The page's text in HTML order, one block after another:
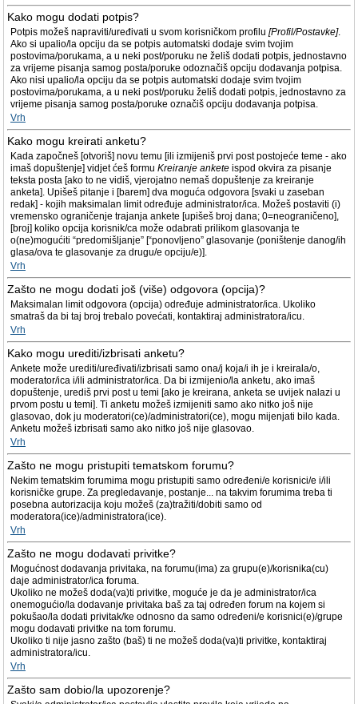
Kako mogu dodati potpis?
Potpis možeš napraviti/uređivati u svom korisničkom profilu [Profil/Postavke].
Ako si upalio/la opciju da se potpis automatski dodaje svim tvojim
postovima/porukama, a u neki post/poruku ne želiš dodati potpis, jednostavno
za vrijeme pisanja samog posta/poruke odoznačiš opciju dodavanja potpisa.
Ako nisi upalio/la opciju da se potpis automatski dodaje svim tvojim
postovima/porukama, a u neki post/poruku želiš dodati potpis, jednostavno za
vrijeme pisanja samog posta/poruke označiš opciju dodavanja potpisa.
Vrh
Kako mogu kreirati anketu?
Kada započneš [otvoriš] novu temu [ili izmijeniš prvi post postojeće teme - ako
imaš dopuštenje] vidjet ćeš formu Kreiranje ankete ispod okvira za pisanje
teksta posta [ako to ne vidiš, vjerojatno nemaš dopuštenje za kreiranje
anketa]. Upišeš pitanje i [barem] dva moguća odgovora [svaki u zaseban
redak] - kojih maksimalan limit određuje administrator/ica. Možeš postaviti (i)
vremensko ograničenje trajanja ankete [upišeš broj dana; 0=neograničeno],
[broj] koliko opcija korisnik/ca može odabrati prilikom glasovanja te
o(ne)mogućiti “predomišljanje” [“ponovljeno” glasovanje (poništenje danog/ih
glasa/ova te glasovanje za drugu/e opciju/e)].
Vrh
Zašto ne mogu dodati još (više) odgovora (opcija)?
Maksimalan limit odgovora (opcija) određuje administrator/ica. Ukoliko
smatraš da bi taj broj trebalo povećati, kontaktiraj administratora/icu.
Vrh
Kako mogu urediti/izbrisati anketu?
Ankete može urediti/uređivati/izbrisati samo ona/j koja/i ih je i kreirala/o,
moderator/ica i/ili administrator/ica. Da bi izmijenio/la anketu, ako imaš
dopuštenje, urediš prvi post u temi [ako je kreirana, anketa se uvijek nalazi u
prvom postu u temi]. Ti anketu možeš izmijeniti samo ako nitko još nije
glasovao, dok ju moderatori(ce)/administratori(ce), mogu mijenjati bilo kada.
Anketu možeš izbrisati samo ako nitko još nije glasovao.
Vrh
Zašto ne mogu pristupiti tematskom forumu?
Nekim tematskim forumima mogu pristupiti samo određeni/e korisnici/e i/ili
korisničke grupe. Za pregledavanje, postanje... na takvim forumima treba ti
posebna autorizacija koju možeš (za)tražiti/dobiti samo od
moderatora(ice)/administratora(ice).
Vrh
Zašto ne mogu dodavati privitke?
Mogućnost dodavanja privitaka, na forumu(ima) za grupu(e)/korisnika(cu)
daje administrator/ica foruma.
Ukoliko ne možeš doda(va)ti privitke, moguće je da je administrator/ica
onemogućio/la dodavanje privitaka baš za taj određen forum na kojem si
pokušao/la dodati privitak/ke odnosno da samo određeni/e korisnici(e)/grupe
mogu dodavati privitke na tom forumu.
Ukoliko ti nije jasno zašto (baš) ti ne možeš doda(va)ti privitke, kontaktiraj
administratora/icu.
Vrh
Zašto sam dobio/la upozorenje?